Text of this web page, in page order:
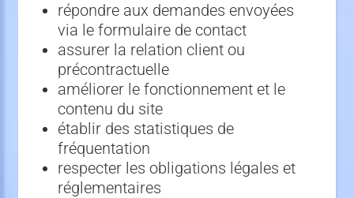
répondre aux demandes envoyées
via le formulaire de contact
assurer la relation client ou
précontractuelle
améliorer le fonctionnement et le
contenu du site
établir des statistiques de
fréquentation
respecter les obligations légales et
réglementaires